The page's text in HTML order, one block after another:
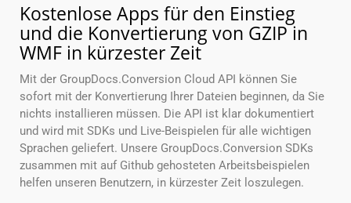
Kostenlose Apps für den Einstieg
und die Konvertierung von GZIP in
WMF in kürzester Zeit
Mit der GroupDocs.Conversion Cloud API können Sie
sofort mit der Konvertierung Ihrer Dateien beginnen, da Sie
nichts installieren müssen. Die API ist klar dokumentiert
und wird mit SDKs und Live-Beispielen für alle wichtigen
Sprachen geliefert. Unsere GroupDocs.Conversion SDKs
zusammen mit auf Github gehosteten Arbeitsbeispielen
helfen unseren Benutzern, in kürzester Zeit loszulegen.